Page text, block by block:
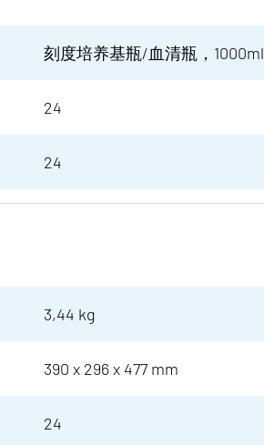
刻度培养基瓶/血清瓶，1000ml
24
24
3,44 kg
390 x 296 x 477 mm
24